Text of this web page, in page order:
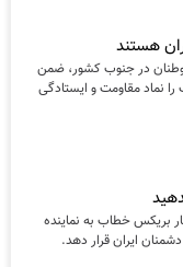
هستند
در جنوب کشور، ضمن
نماد مقاومت و ایستادگی
بریکس خطاب به نماینده
ایران قرار دهد.